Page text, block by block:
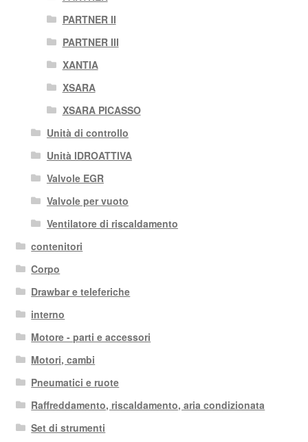
PARTNER II
PARTNER III
XANTIA
XSARA
XSARA PICASSO
Unità di controllo
Unità IDROATTIVA
Valvole EGR
Valvole per vuoto
Ventilatore di riscaldamento
contenitori
Corpo
Drawbar e teleferiche
interno
Motore - parti e accessori
Motori, cambi
Pneumatici e ruote
Raffreddamento, riscaldamento, aria condizionata
Set di strumenti